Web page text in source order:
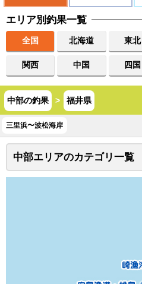
エリア別釣果一覧
全国 北海道 東北
関西 中国 四国
中部の釣果 > 福井県
三里浜〜波松海岸
中部エリアのカテゴリ一覧